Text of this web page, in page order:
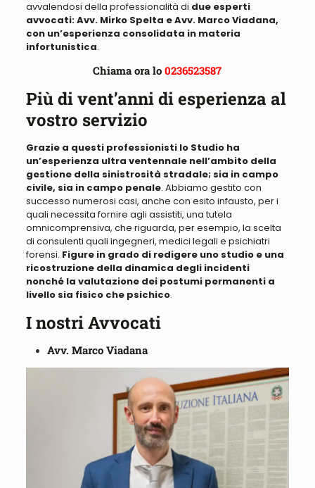
avvalendosi della professionalità di due esperti
avvocati: Avv. Mirko Spelta e Avv. Marco Viadana,
con un’esperienza consolidata in materia
infortunistica.
Chiama ora lo0236523587
Più di vent’anni di esperienza al
vostro servizio
Grazie a questi professionisti lo Studio ha
un’esperienza ultra ventennale nell’ambito della
gestione della sinistrosità stradale; sia in campo
civile, sia in campo penale. Abbiamo gestito con
successo numerosi casi, anche con esito infausto, per i
quali necessita fornire agli assistiti, una tutela
omnicomprensiva, che riguarda, per esempio, la scelta
di consulenti quali ingegneri, medici legali e psichiatri
forensi. Figure in grado di redigere uno studio e una
ricostruzione della dinamica degli incidenti
nonché la valutazione dei postumi permanenti a
livello sia fisico che psichico.
I nostri Avvocati
Avv. Marco Viadana